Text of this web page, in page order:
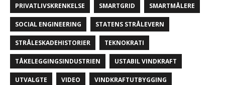
PRIVATLIVSKRENKELSE SMARTGRID SMARTMÅLERE
SOCIAL ENGINEERING STATENS STRÅLEVERN
STRÅLESKADEHISTORIER TEKNOKRATI
TÅKELEGGINGSINDUSTRIEN USTABIL VINDKRAFT
UTVALGTE VIDEO VINDKRAFTUTBYGGING